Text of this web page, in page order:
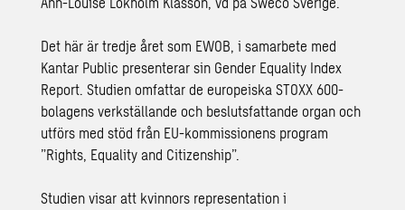
Det här är tredje året som EWOB, i samarbete med
Kantar Public presenterar sin Gender Equality Index
Report. Studien omfattar de europeiska STOXX 600-
bolagens verkställande och beslutsfattande organ och
utförs med stöd från EU-kommissionens program
”Rights, Equality and Citizenship”.
Studien visar att kvinnors representation i